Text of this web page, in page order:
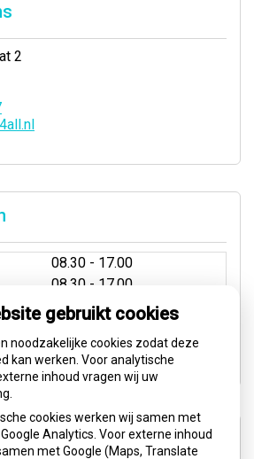
2
08.30 - 17.00
08.30 - 17.00
08.30 - 17.00
8.30 - 17.00
8.30 - 12.00
gebruikt cookies
noodzakelijke cookies zodat deze
kan werken. Voor analytische
inhoud vragen wij uw
cookies werken wij samen met
Analytics. Voor externe inhoud
met Google (Maps, Translate